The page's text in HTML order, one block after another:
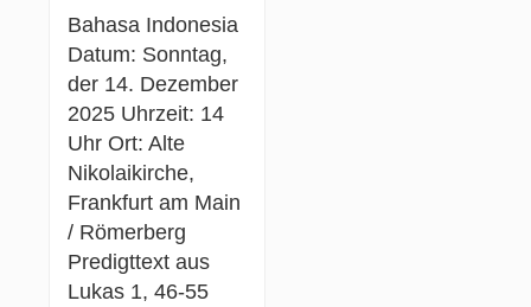
Bahasa Indonesia
Datum: Sonntag,
der 14. Dezember
2025 Uhrzeit: 14
Uhr Ort: Alte
Nikolaikirche,
Frankfurt am Main
/ Römerberg
Predigttext aus
Lukas 1, 46-55